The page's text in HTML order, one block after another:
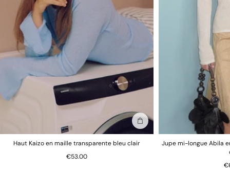
Ajouter au sac
Haut Kaizo en maille transparente bleu clair
€53.00
Jupe mi-longue Abila